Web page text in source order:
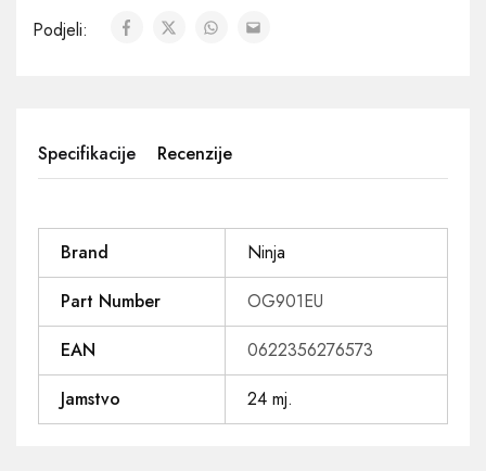
Podjeli:
Specifikacije Recenzije
Brand
Ninja
Part Number
OG901EU
EAN
0622356276573
Jamstvo
24 mj.